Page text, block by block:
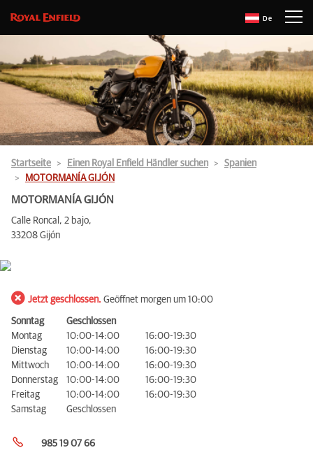
De
Startseite Einen Royal Enfield Händler suchen
Spanien
MOTORMANÍA GIJÓN
MOTORMANÍA GIJÓN
Calle Roncal, 2 bajo,
33208 Gijón
Jetzt geschlossen. Geöffnet morgen um 10:00
Sonntag
Geschlossen
Montag
10:00-14:00
16:00-19:30
Dienstag
10:00-14:00
16:00-19:30
Mittwoch
10:00-14:00
16:00-19:30
Donnerstag
10:00-14:00
16:00-19:30
Freitag
10:00-14:00
16:00-19:30
Samstag
Geschlossen
985 19 07 66